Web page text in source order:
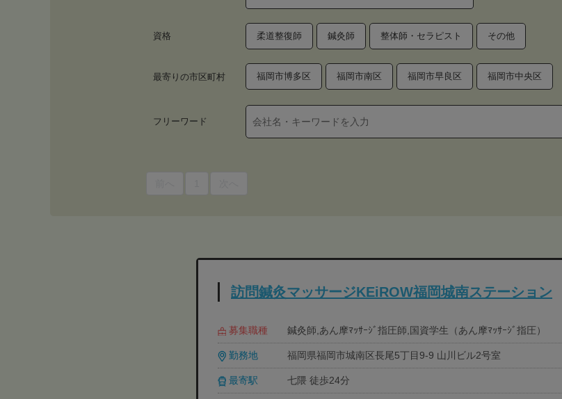
資格 柔道整復師 鍼灸師 整体師・セラピスト その他
最寄りの市区町村 福岡市博多区 福岡市南区 福岡市早良区 福岡市中央区
フリーワード
訪問鍼灸マッサージKEiROW福岡城南ステーション
募集職種 鍼灸師,あん摩ﾏｯｻｰｼﾞ指圧師,国資学生（あん摩ﾏｯｻｰｼﾞ指圧）
勤務地 福岡県福岡市城南区長尾5丁目9-9 山川ビル2号室
最寄駅 七隈 徒歩24分